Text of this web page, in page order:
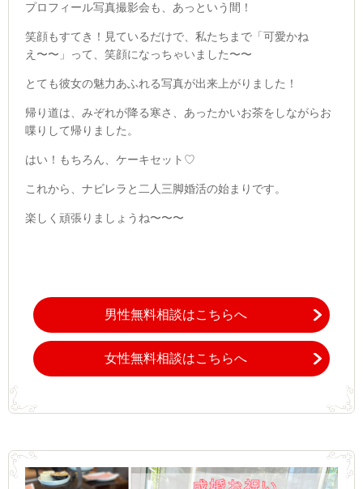
プロフィール写真撮影会も、あっという間！
笑顔もすてき！見ているだけで、私たちまで「可愛かね
え〜〜」って、笑顔になっちゃいました〜〜
とても彼女の魅力あふれる写真が出来上がりました！
帰り道は、みぞれが降る寒さ、あったかいお茶をしながらお
喋りして帰りました。
はい！もちろん、ケーキセット♡
これから、ナビレラと二人三脚婚活の始まりです。
楽しく頑張りましょうね〜〜〜
男性無料相談はこちらへ
女性無料相談はこちらへ